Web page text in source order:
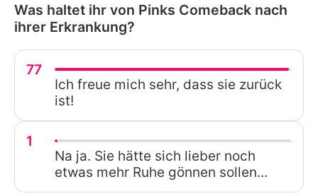
Was haltet ihr von Pinks Comeback nach
ihrer Erkrankung?
77
Ich freue mich sehr, dass sie zurück
ist!
1
Na ja. Sie hätte sich lieber noch
etwas mehr Ruhe gönnen sollen...